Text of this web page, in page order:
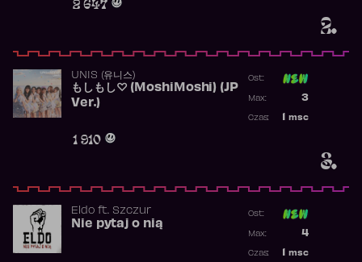
2.
3.
UNIS (유니스)
もしもし♡ (MoshiMoshi) (JP
Ver.)
1 910
Ost:
3
Max:
msc
Czas:
Eldoft. Szczur
Nie pytaj o nią
Ost:
4
Max:
msc
Czas: